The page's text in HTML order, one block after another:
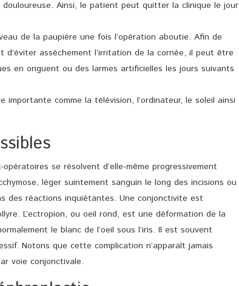
douloureuse. Ainsi, le patient peut quitter la clinique le jour
de la paupière une fois l’opération aboutie. Afin de
d’éviter assèchement l’irritation de la cornée, il peut être
en onguent ou des larmes artificielles les jours suivants
comme la télévision, l’ordinateur, le soleil ainsi
se résolvent d’elle-même progressivement
léger suintement sanguin le long des incisions ou
des réactions inquiétantes. Une conjonctivite est
L’ectropion, ou oeil rond, est une déformation de la
le blanc de l’oeil sous l’iris. Il est souvent
Notons que cette complication n’apparaît jamais
voie conjonctivale.